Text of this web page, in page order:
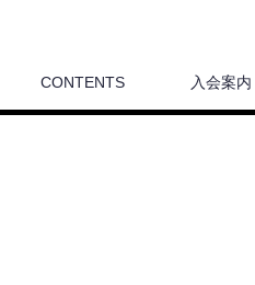
CONTENTS 入会案内